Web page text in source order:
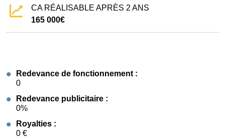
CA RÉALISABLE APRÈS 2 ANS
165 000€
Redevance de fonctionnement :
0
Redevance publicitaire :
0%
Royalties :
0 €